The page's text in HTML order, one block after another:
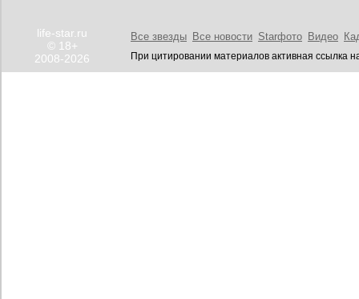
life-star.ru
© 18+
2008-2026
Все звезды Все новости Starфото Видео
При цитировании материалов активная ссылка